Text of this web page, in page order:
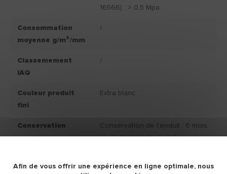
16566) : > 0,5 Mpa
Consommation
moyenne g/m²/mm
/
Classemement
IAQ
/
Couleur produit
fini
Extra blanc
Conservation
Conservation de l’enduit : 6 mois,
après la date d'achat, dans son
stocké à l’abri de l’humidité.
Afin de vous offrir une expérience en ligne optimale, nous